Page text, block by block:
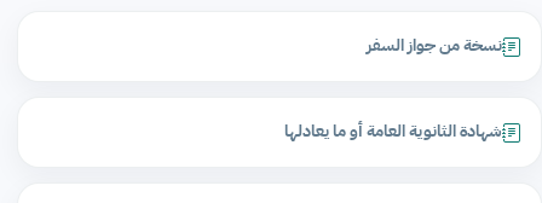
نسخة من جواز السفر
شهادة الثانوية العامة أو ما يعادلها